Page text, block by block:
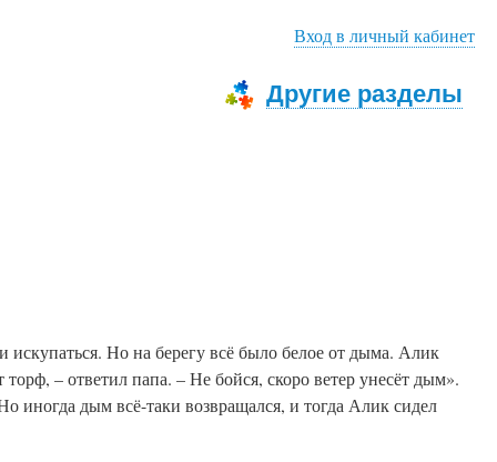
Вход в личный кабинет
Другие разделы
искупаться. Но на берегу всё было белое от дыма. Алик
– ответил папа. – Не бойся, скоро ветер унесёт дым».
иногда дым всё-таки возвращался, и тогда Алик сидел